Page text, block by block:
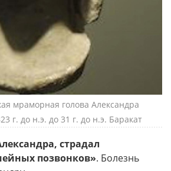
мраморная голова Александра
г. до н.э. до 31 г. до н.э. Баракат
страдал
позвонков». Болезнь